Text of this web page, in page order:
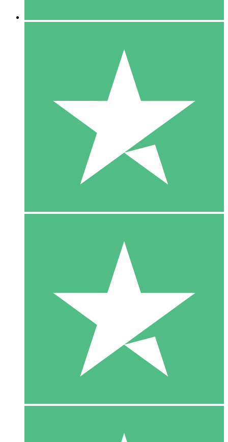
10 Downloads
20 00